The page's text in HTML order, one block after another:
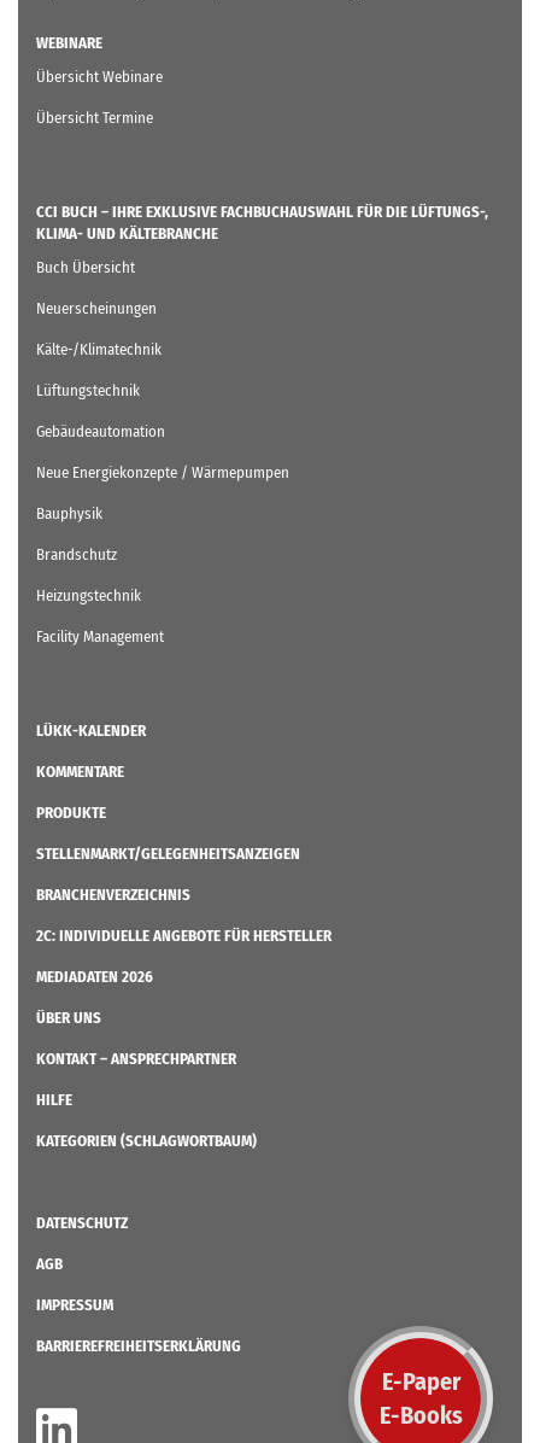
WEBINARE
Übersicht Webinare
Übersicht Termine
CCI BUCH – IHRE EXKLUSIVE FACHBUCHAUSWAHL FÜR DIE LÜFTUNGS-,
KLIMA- UND KÄLTEBRANCHE
Buch Übersicht
Neuerscheinungen
Kälte-/Klimatechnik
Lüftungstechnik
Gebäudeautomation
Neue Energiekonzepte / Wärmepumpen
Bauphysik
Brandschutz
Heizungstechnik
Facility Management
LÜKK-KALENDER
KOMMENTARE
PRODUKTE
STELLENMARKT/GELEGENHEITSANZEIGEN
BRANCHENVERZEICHNIS
2C: INDIVIDUELLE ANGEBOTE FÜR HERSTELLER
MEDIADATEN 2026
ÜBER UNS
KONTAKT – ANSPRECHPARTNER
HILFE
KATEGORIEN (SCHLAGWORTBAUM)
DATENSCHUTZ
AGB
IMPRESSUM
BARRIEREFREIHEITSERKLÄRUNG
E-Paper
E-Books